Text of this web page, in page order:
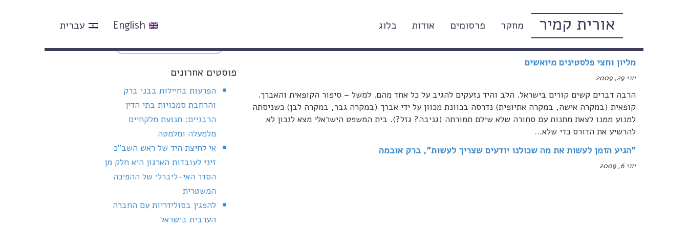
אורית קמיר מחקר פרסומים אודות בלוג עברית English
יוני, 2009
מליון וחצי פלסטינים מיואשים
יוני 29, 2009
הרבה דברים קשים קורים בישראל. הלב והיד נזעקים להגיב על כל אחד מהם. למשל – סיפור הקופאית והאברך.
קופאית (במקרה אישה, במקרה אתיופית) נדרסה בכוונת מכוון על ידי אברך (במקרה גבר, במקרה לבן) כשניסתה
למנוע ממנו לצאת מחנות עם סחורה שלא שילם תמורתה (גניבה? גזל?). בית המשפט הישראלי מצא לנכון לא
להרשיע את הדורס כדי שלא…
"הגיע הזמן לעשות את מה שכולנו יודעים שצריך לעשות", ברק אובמה
יוני 6, 2009
פוסטים אחרונים
הפרעות בחיילות בבני ברק
והרחבת סמכויות בתי הדין
הרבניים: תנועת מלקחיים
מלמעלה ומלמטה
אי לחיצת היד של ראש השב"כ
זיני לעובדות הארגון היא חלק מן
הסדר האי-ליברלי של ההפיכה
המשטרית
להפגין בסולידריות עם החברה
הערבית בישראל